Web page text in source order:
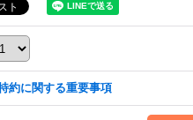
約に関する重要事項